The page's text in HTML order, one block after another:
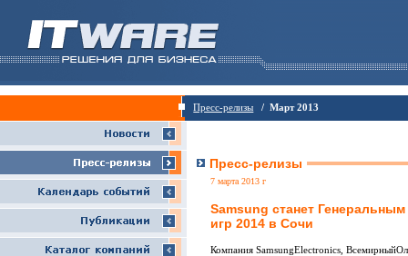
Пресс-релизы / Март 2013
Пресс-релизы
7 марта 2013 г
Samsung станет
игр 2014 в Сочи
Компания SamsungElectronics,